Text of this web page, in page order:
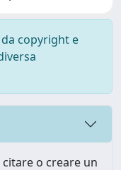
copyright e
o creare un